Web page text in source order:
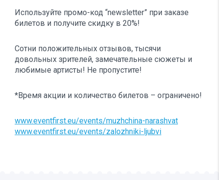
Используйте промо-код “newsletter” при заказе
билетов и получите скидку в 20%!
Сотни положительных отзывов, тысячи
довольных зрителей, замечательные сюжеты и
любимые артисты! Не пропустите!
*Время акции и количество билетов – ограничено!
www.eventfirst.eu/events/muzhchina-narashvat
www.eventfirst.eu/events/zalozhniki-ljubvi